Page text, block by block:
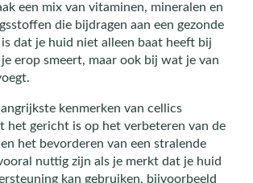
een mix van vitaminen, mineralen en
die bijdragen aan een gezonde
dat je huid niet alleen baat heeft bij
erop smeert, maar ook bij wat je van
kenmerken van cellics
het gericht is op het verbeteren van de
het bevorderen van een stralende
nuttig zijn als je merkt dat je huid
kan gebruiken, bijvoorbeeld